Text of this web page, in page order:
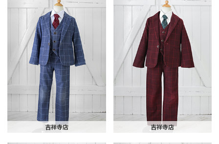
吉祥寺店 吉祥寺店